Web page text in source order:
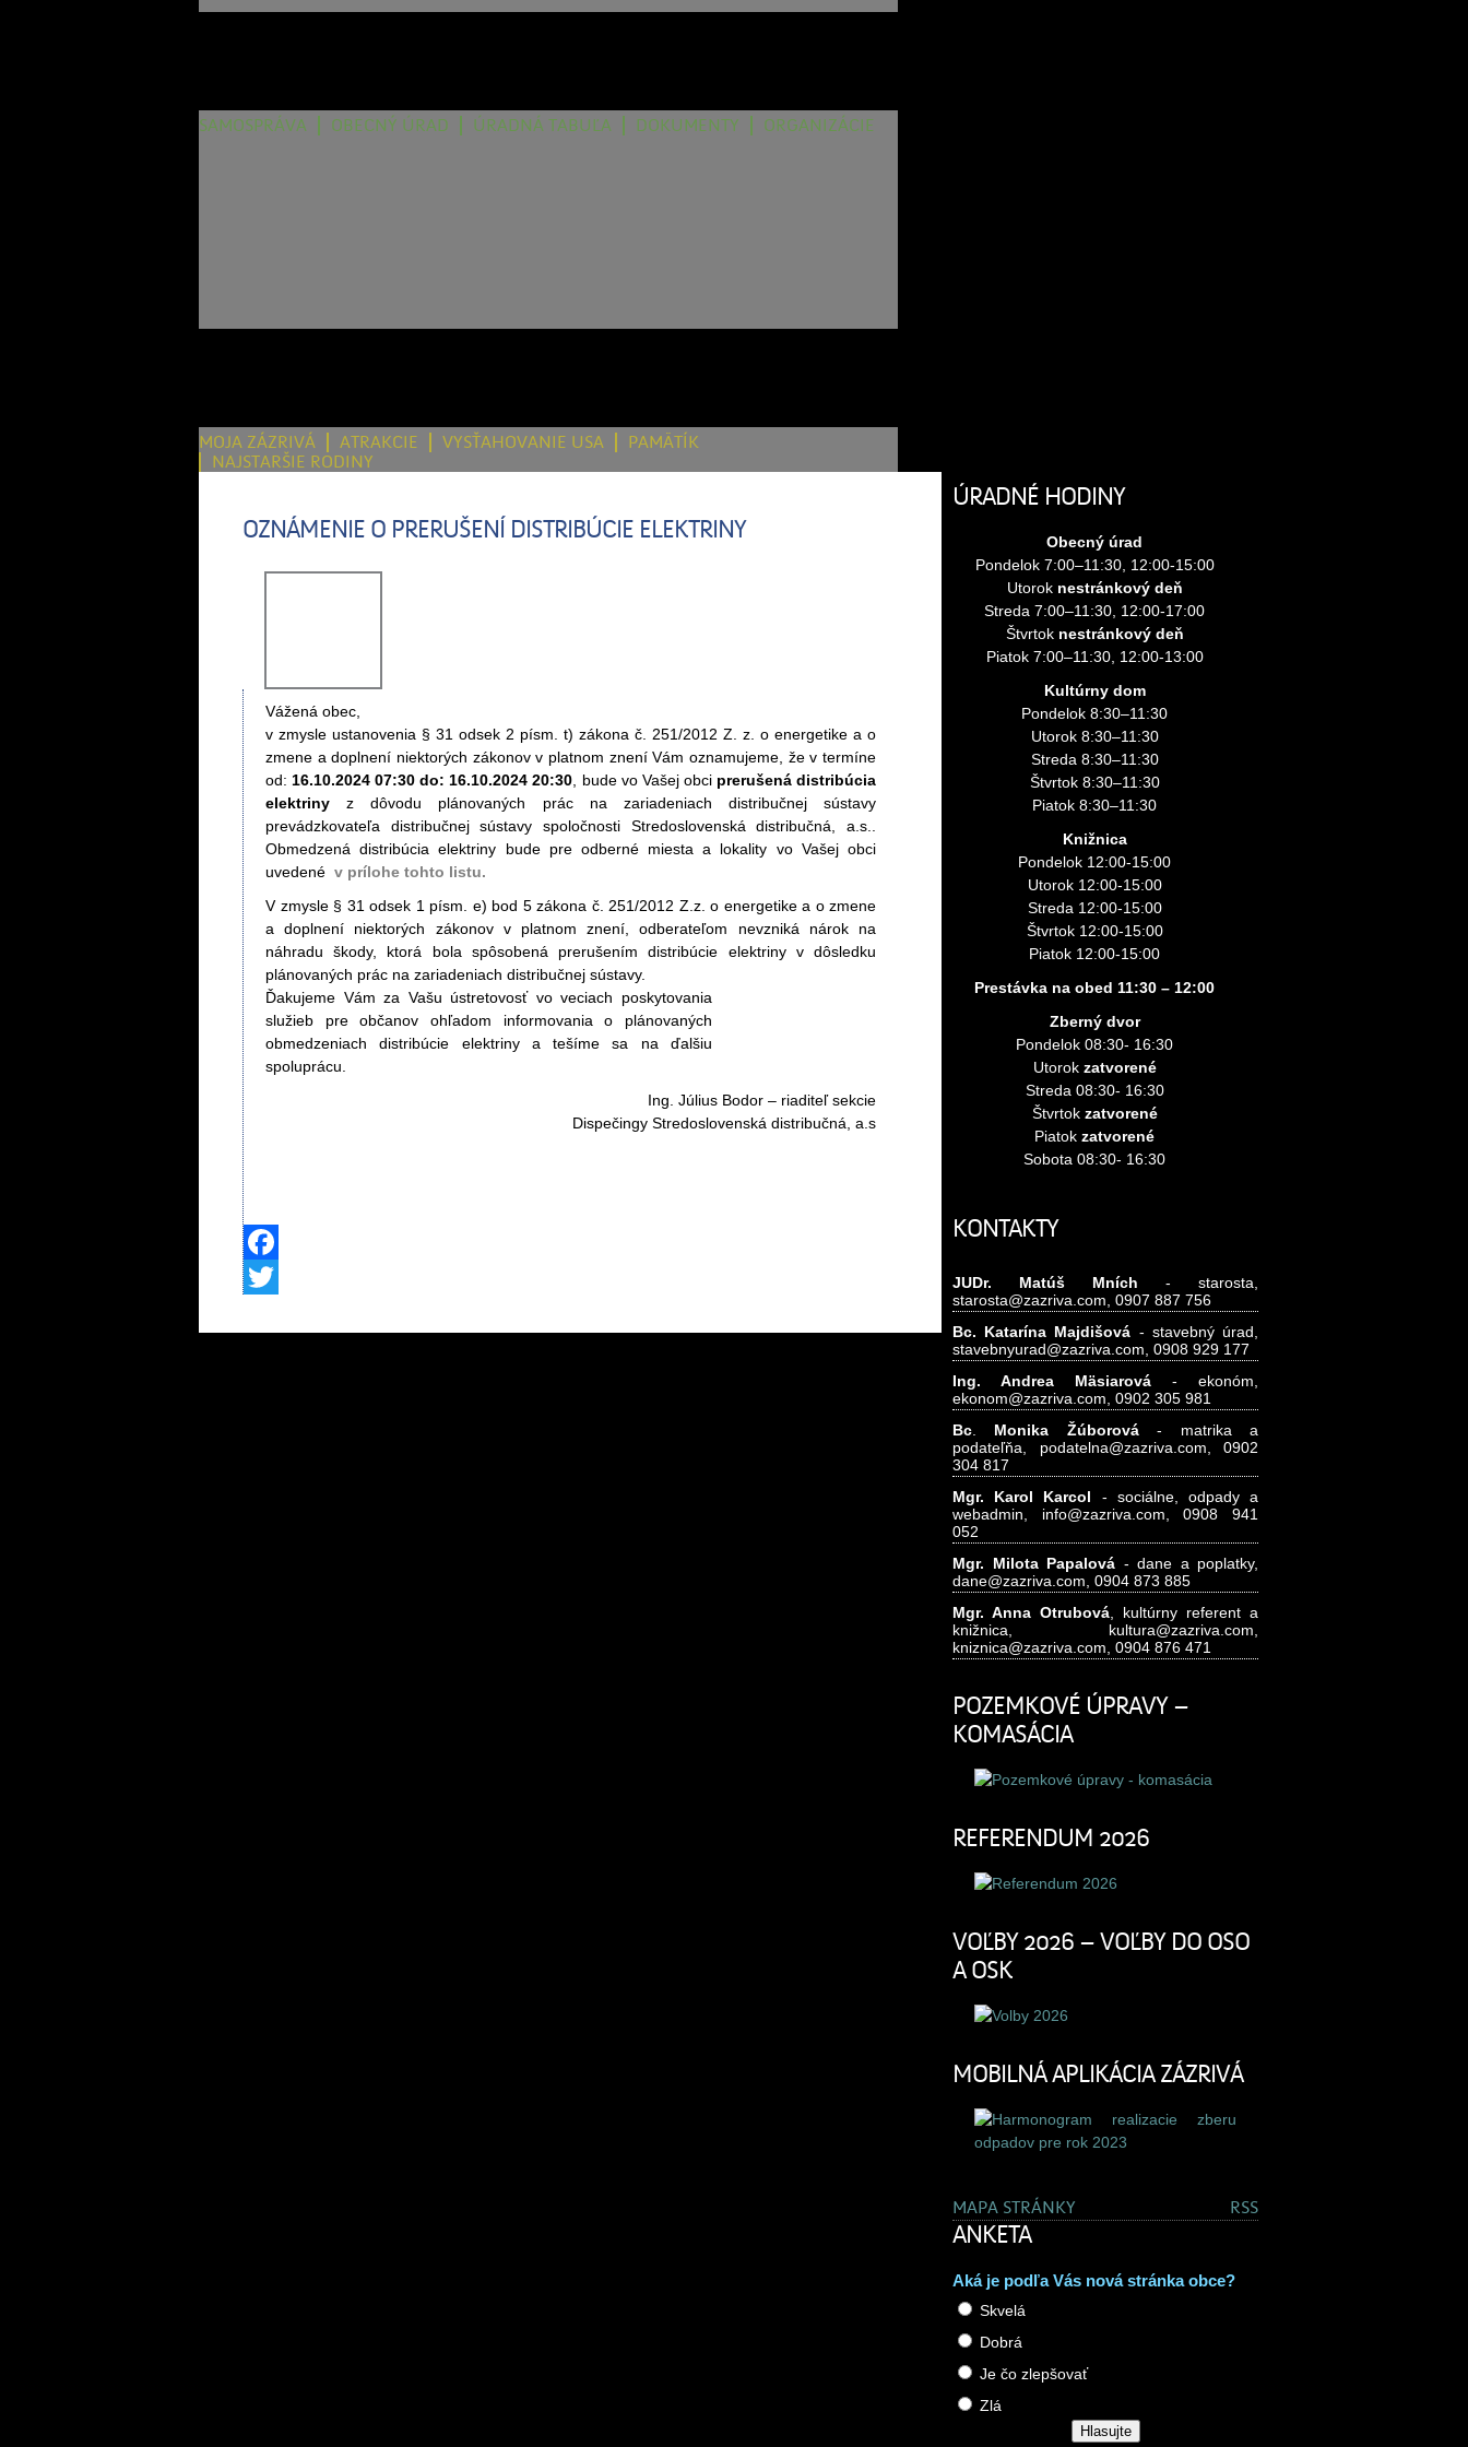
SAMOSPRÁVA OBECNÝ ÚRAD ÚRADNÁ TABUĽA DOKUMENTY ORGANIZÁCIE
MOJA ZÁZRIVÁ ATRAKCIE VYSŤAHOVANIE USA
PAMÄTÍK
NAJSTARŠIE RODINY
OZNÁMENIE O PRERUŠENÍ DISTRIBÚCIE ELEKTRINY
Vážená obec,
v zmysle ustanovenia § 31 odsek 2 písm. t) zákona č. 251/2012 Z. z. o energetike a o
zmene a doplnení niektorých zákonov v platnom znení Vám oznamujeme, že v termíne
od: 16.10.2024 07:30 do: 16.10.2024 20:30 bude vo Vašej obci prerušená distribúcia
elektriny z dôvodu plánovaných prác na zariadeniach distribučnej sústavy
prevádzkovateľa distribučnej sústavy spoločnosti Stredoslovenská distribučná, a.s..
Obmedzená distribúcia elektriny bude pre odberné miesta a lokality vo Vašej obci
uvedené v prílohe tohto listu.
V zmysle § 31 odsek 1 písm. e) bod 5 zákona č. 251/2012 Z.z. o energetike a o zmene
a doplnení niektorých zákonov v platnom znení, odberateľom nevzniká nárok na
náhradu škody, ktorá bola spôsobená prerušením distribúcie elektriny v dôsledku
plánovaných prác na zariadeniach distribučnej sústavy.
Ďakujeme Vám za Vašu ústretovosť vo veciach poskytovania
služieb pre občanov ohľadom informovania o plánovaných
obmedzeniach distribúcie elektriny a tešíme sa na ďalšiu
spoluprácu.
Ing. Július Bodor – riaditeľ sekcie
Dispečingy Stredoslovenská distribučná, a.s
Facebook
ÚRADNÉ HODINY
Obecný úrad
Pondelok 7:00–11:30, 12:00-15:00
Utorok nestránkový deň
Streda 7:00–11:30, 12:00-17:00
Štvrtok nestránkový deň
Piatok 7:00–11:30, 12:00-13:00
Kultúrny dom
Pondelok 8:30–11:30
Utorok 8:30–11:30
Streda 8:30–11:30
Štvrtok 8:30–11:30
Piatok 8:30–11:30
Knižnica
Pondelok 12:00-15:00
Utorok 12:00-15:00
Streda 12:00-15:00
Štvrtok 12:00-15:00
Piatok 12:00-15:00
Prestávka na obed 11:30 – 12:00
Zberný dvor
Pondelok 08:30- 16:30
Utorok zatvorené
Streda 08:30- 16:30
Štvrtok zatvorené
Piatok zatvorené
Sobota 08:30- 16:30
KONTAKTY
JUDr. Matúš Mních - starosta,
starosta@zazriva.com, 0907 887 756
Bc. Katarína Majdišová - stavebný úrad,
stavebnyurad@zazriva.com, 0908 929 177
Ing. Andrea Mäsiarová - ekonóm,
ekonom@zazriva.com , 0902 305 981
Bc
Monika Žúborová- matrika a
podateľňa, podatelna@zazriva.com, 0902
304 817
Mgr. Karol Karcol - sociálne, odpady a
webadmin, info@zazriva.com,0908 941
052
Mgr. Milota Papalová - dane a poplatky,
dane@zazriva.com , 0904 873 885
Mgr. Anna Otrubová , kultúrny referent a
knižnica, kultura@zazriva.com,
kniznica@zazriva.com , 0904 876 471
POZEMKOVÉ ÚPRAVY –
KOMASÁCIA
REFERENDUM 2026
VOĽBY 2026 – VOĽBY DO OSO
A OSK
MOBILNÁ APLIKÁCIA ZÁZRIVÁ
MAPA STRÁNKY RSS
ANKETA
Aká je podľa Vás nová stránka obce?
Skvelá
Dobrá
Je čo zlepšovať
Zlá